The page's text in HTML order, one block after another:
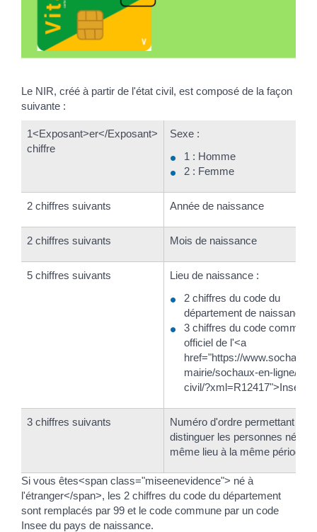
Le NIR, créé à partir de l'état civil, est composé de la façon
suivante :
1<Exposant>er</Exposant>
chiffre
Sexe :
1 : Homme
2 : Femme
2 chiffres suivants Année de naissance
2 chiffres suivants Mois de naissance
5 chiffres suivants
Lieu de naissance :
2 chiffres du code du
département de naissance
3 chiffres du code commune
officiel de l'<a
href="https://
mairie/sochaux-en-ligne/etat-
civil/?xml=R12417">Insee</
3 chiffres suivants
Numéro d'ordre permettant de
distinguer les personnes nées
même lieu à la même période
Si vous êtes<span class="miseenevidence"> né à
l'étranger</span>, les 2 chiffres du code du département
sont remplacés par 99 et le code commune par un code
Insee du pays de naissance.